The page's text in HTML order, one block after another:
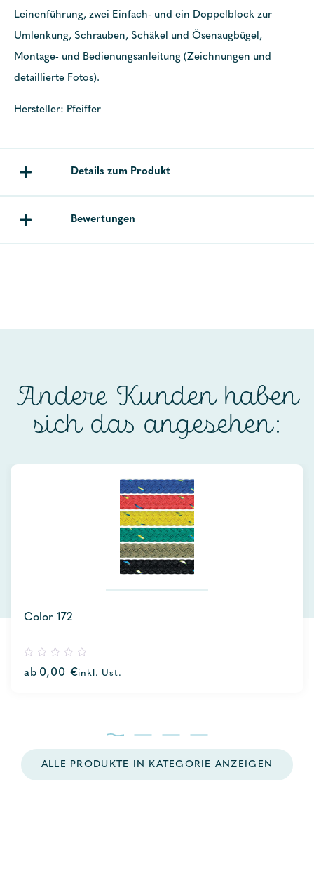
Leinenführung, zwei Einfach- und ein Doppelblock zur
Umlenkung, Schrauben, Schäkel und Ösenaugbügel,
Montage- und Bedienungsanleitung (Zeichnungen und
detaillierte Fotos).
Hersteller: Pfeiffer
Details zum Produkt
Bewertungen
Andere Kunden haben
sich das angesehen:
Color 172
out
ab 0,00 €inkl. Ust.
ALLE PRODUKTE IN KATEGORIE ANZEIGEN